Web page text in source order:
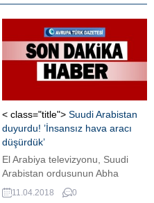
< class="title"> Suudi Arabistan
duyurdu! ’İnsansız hava aracı
düşürdük’
El Arabiya televizyonu, Suudi
Arabistan ordusunun Abha
kentinde Yemenli Husi
isyancılara ait bir insansız hava
11.04.2018 0